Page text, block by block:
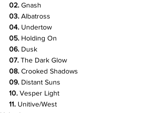
02. Gnash
03. Albatross
04. Undertow
05. Holding On
06. Dusk
07. The Dark Glow
08. Crooked Shadows
09. Distant Suns
10. Vesper Light
11. Unitive/West